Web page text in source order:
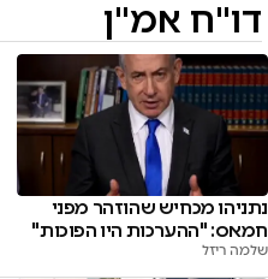
דו"ח אמ"ן
נתניהו מכחיש שהוזהר מפני
חמאס: "ההערכות היו הפוכות"
שלמה ריזל